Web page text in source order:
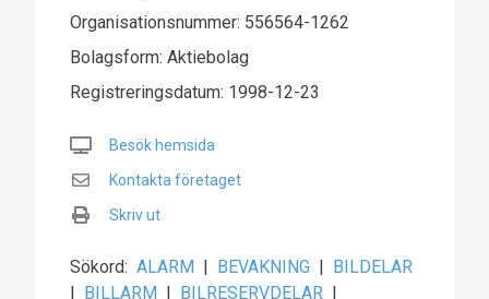
Organisationsnummer: 556564-1262
Bolagsform: Aktiebolag
Registreringsdatum: 1998-12-23
Besök hemsida
Kontakta företaget
Skriv ut
Sökord: ALARM | BEVAKNING | BILDELAR
| BILLARM | BILRESERVDELAR |